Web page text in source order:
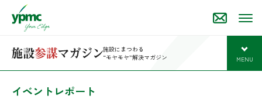
施設にまつわる
“モヤモヤ”解決マガジン
MENU
イベントレポート